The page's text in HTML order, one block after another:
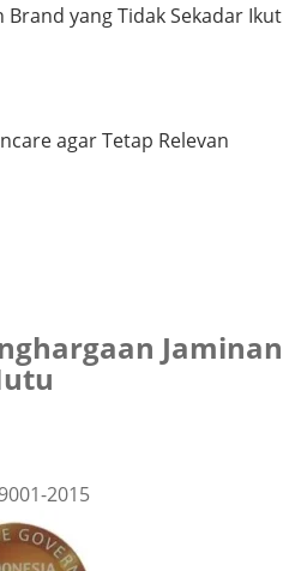
yang Tidak Sekadar Ikut
agar Tetap Relevan
Jaminan